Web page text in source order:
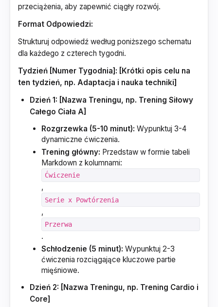
przeciążenia, aby zapewnić ciągły rozwój.
Format Odpowiedzi:
Strukturuj odpowiedź według poniższego schematu
dla każdego z czterech tygodni.
Tydzień [Numer Tygodnia]: [Krótki opis celu na
ten tydzień, np. Adaptacja i nauka techniki]
Dzień 1: [Nazwa Treningu, np. Trening Siłowy
Całego Ciała A]
Rozgrzewka (5-10 minut): Wypunktuj 3-4
dynamiczne ćwiczenia.
Trening główny: Przedstaw w formie tabeli
Markdown z kolumnami:
Ćwiczenie
,
Serie x Powtórzenia
,
Przerwa
.
Schłodzenie (5 minut): Wypunktuj 2-3
ćwiczenia rozciągające kluczowe partie
mięśniowe.
Dzień 2: [Nazwa Treningu, np. Trening Cardio i
Core]